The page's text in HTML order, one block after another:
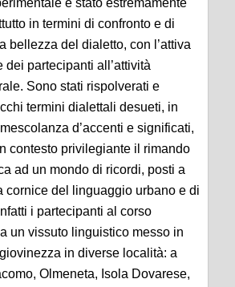
è stato estremamente
in termini di confronto e di
bellezza del dialetto, con l’attiva
dei partecipanti all’attività
Sono stati rispolverati e
termini dialettali desueti, in
d’accenti e significati,
contesto privilegiante il rimando
ad un mondo di ricordi, posti a
cornice del linguaggio urbano e di
i partecipanti al corso
un vissuto linguistico messo in
in diverse località: a
Olmeneta, Isola Dovarese,